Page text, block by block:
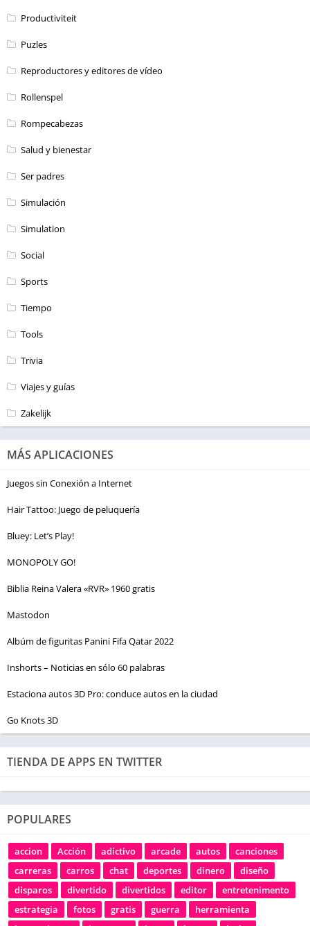
Productiviteit
Puzles
Reproductores y editores de vídeo
Rollenspel
Rompecabezas
Salud y bienestar
Ser padres
Simulación
Simulation
Social
Sports
Tiempo
Tools
Trivia
Viajes y guías
Zakelijk
MÁS APLICACIONES
Juegos sin Conexión a Internet
Hair Tattoo: Juego de peluquería
Bluey: Let’s Play!
MONOPOLY GO!
Biblia Reina Valera «RVR» 1960 gratis
Mastodon
Albúm de figuritas Panini Fifa Qatar 2022
Inshorts – Noticias en sólo 60 palabras
Estaciona autos 3D Pro: conduce autos en la ciudad
Go Knots 3D
TIENDA DE APPS EN TWITTER
POPULARES
accion Acción adictivo arcade autos
canciones
carreras
carros chat deportes dinero
diseño
disparos
divertido divertidos editor
entretenimento
estrategia
fotos gratis guerra
herramienta